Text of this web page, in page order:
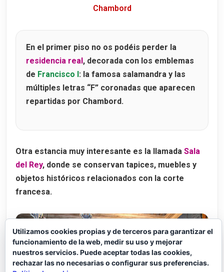
Chambord
En el primer piso no os podéis perder la
residencia real, decorada con los emblemas
de Francisco I: la famosa salamandra y las
múltiples letras “F” coronadas que aparecen
repartidas por Chambord.
Otra estancia muy interesante es la llamada Sala
del Rey, donde se conservan tapices, muebles y
objetos históricos relacionados con la corte
francesa.
Utilizamos cookies propias y de terceros para garantizar el
funcionamiento de la web, medir su uso y mejorar
nuestros servicios. Puede aceptar todas las cookies,
rechazar las no necesarias o configurar sus preferencias.